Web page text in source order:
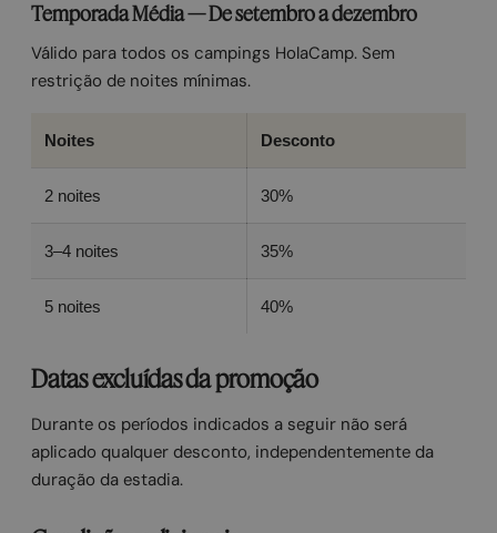
Temporada Média — De setembro a dezembro
Válido para todos os campings HolaCamp. Sem
restrição de noites mínimas.
Noites Desconto
2 noites 30%
3–4 noites 35%
5 noites 40%
Datas excluídas da promoção
Durante os períodos indicados a seguir não será
aplicado qualquer desconto, independentemente da
duração da estadia.